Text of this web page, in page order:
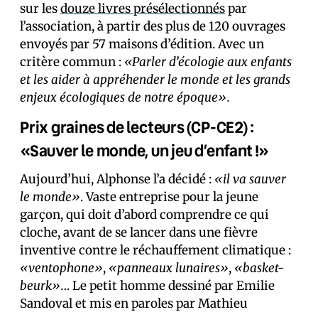
sur lesdouze livres présélectionnéspar
l’association, à partir des plus de 120 ouvrages
envoyés par 57 maisons d’édition. Avec un
critère commun : «Parler d’écologie aux enfants
et les aider à appréhender le monde et les grands
enjeux écologiques de notre époque».
Prix graines de lecteurs (CP-CE2) :
«Sauver le monde, un jeu d’enfant !»
Aujourd’hui, Alphonse l’a décidé : «il va sauver
le monde». Vaste entreprise pour la jeune
garçon, qui doit d’abord comprendre ce qui
cloche, avant de se lancer dans une fièvre
inventive contre le réchauffement climatique :
«ventophone», «panneaux lunaires», «basket-
beurk»… Le petit homme dessiné par Emilie
Sandoval et mis en paroles par Mathieu